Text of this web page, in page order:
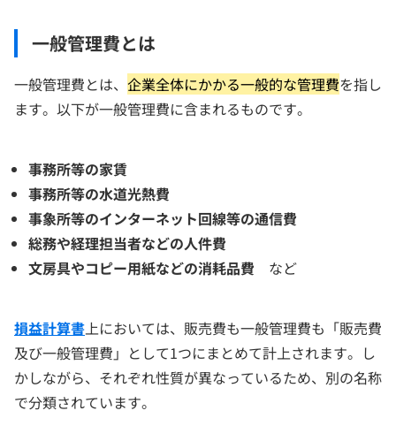
一般管理費とは
一般管理費とは、 企業全体にかかる一般的な管理費を指し
ます。以下が一般管理費に含まれるものです。
事務所等の家賃
事務所等の水道光熱費
事象所等のインターネット回線等の通信費
総務や経理担当者などの人件費
文房具やコピー用紙などの消耗品費 など
損益計算書 上においては、販売費も一般管理費も「販売費
及び一般管理費」として1つにまとめて計上されます。し
かしながら、それぞれ性質が異なっているため、別の名称
で分類されています。